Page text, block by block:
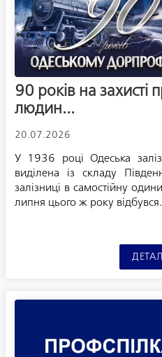
90 років на захисті
людин...
20.07.2026
У 1936 році Одеська
виділена із складу
залізниці в самостійну
липня цього ж року